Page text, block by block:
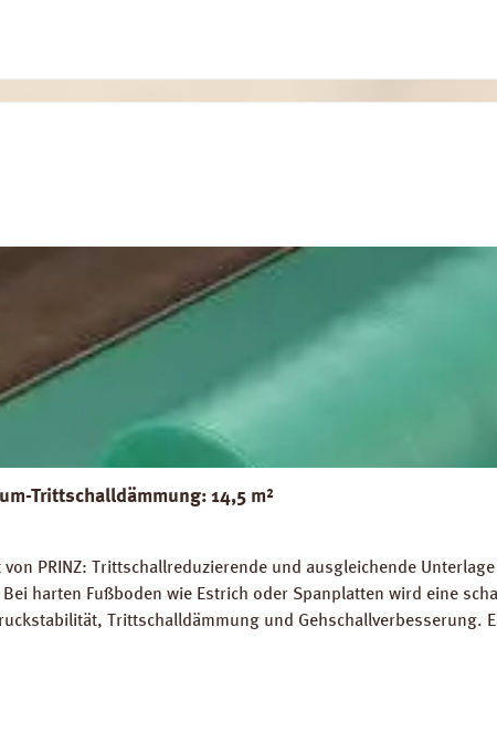
Trittschalldämmung: 14,5 m²
PRINZ: Trittschallreduzierende und ausgleichende
harten Fußboden wie Estrich oder Spanplatten wird eine
Trittschalldämmung und Gehschallverbesserung.
auf Warmwasser-Fussbodenheizungen geeignet.
PRINZ Strong Silent Verlegeanleitung PRINZ Strong Silent